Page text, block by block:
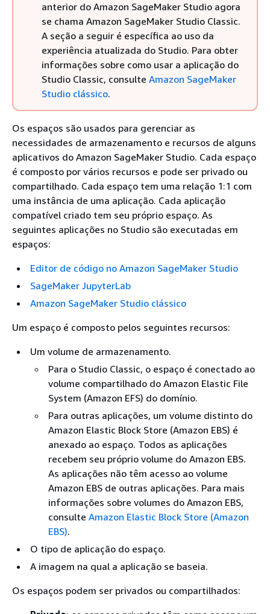
anterior do Amazon SageMaker Studio agora
se chama Amazon SageMaker Studio Classic.
A seção a seguir é específica ao uso da
experiência atualizada do Studio. Para obter
informações sobre como usar a aplicação do
Studio Classic, consulte Amazon SageMaker
Studio clássico.
Os espaços são usados para gerenciar as
necessidades de armazenamento e recursos de alguns
aplicativos do Amazon SageMaker Studio. Cada espaço
é composto por vários recursos e pode ser privado ou
compartilhado. Cada espaço tem uma relação 1:1 com
uma instância de uma aplicação. Cada aplicação
compatível criado tem seu próprio espaço. As
seguintes aplicações no Studio são executadas em
espaços:
Editor de código no Amazon SageMaker Studio
SageMaker JupyterLab
Amazon SageMaker Studio clássico
Um espaço é composto pelos seguintes recursos:
Um volume de armazenamento.
Para o Studio Classic, o espaço é conectado ao
volume compartilhado do Amazon Elastic File
System (Amazon EFS) do domínio.
Para outras aplicações, um volume distinto do
Amazon Elastic Block Store (Amazon EBS) é
anexado ao espaço. Todos as aplicações
recebem seu próprio volume do Amazon EBS.
As aplicações não têm acesso ao volume
Amazon EBS de outras aplicações. Para mais
informações sobre volumes do Amazon EBS,
consulte Amazon Elastic Block Store (Amazon
EBS).
O tipo de aplicação do espaço.
A imagem na qual a aplicação se baseia.
Os espaços podem ser privados ou compartilhados: